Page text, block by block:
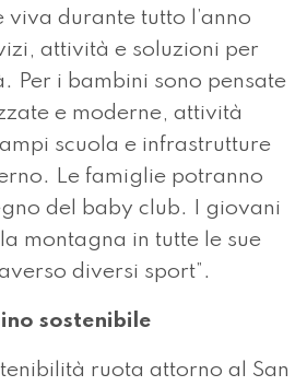
viva durante tutto l’anno
attività e soluzioni per
Per i bambini sono pensate
e moderne, attività
scuola e infrastrutture
Le famiglie potranno
del baby club. I giovani
montagna in tutte le sue
diversi sport”.
sostenibile
ruota attorno al San